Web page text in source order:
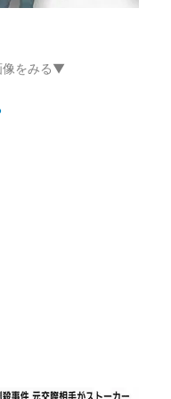
像をみる▼